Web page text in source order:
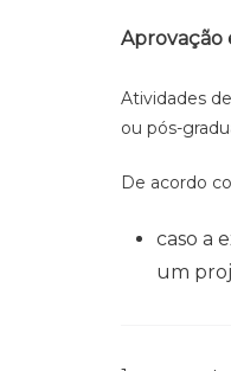
Aprovação
Atividades
ou pós-
De acordo
caso a
um